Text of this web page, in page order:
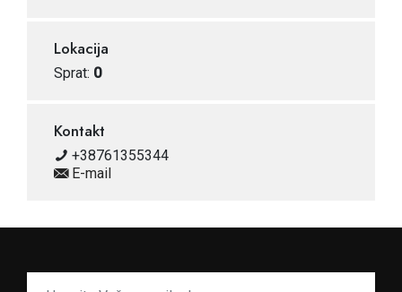
Lokacija
Sprat: 0
Kontakt
+38761355344
E-mail